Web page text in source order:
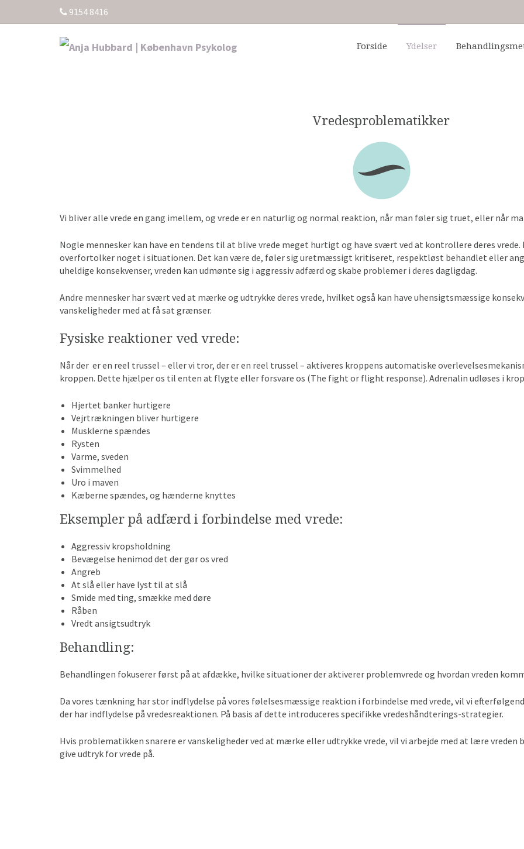
9154 8416
Forside Ydelser
Vredesproblematikker
Vi bliver alle vrede en gang imellem, og vrede er en naturlig og normal reaktion, når man føler sig truet, eller når
Nogle mennesker kan have en tendens til at blive vrede meget hurtigt og have svært ved at kontrollere deres
overfortolker noget i situationen. Det kan være de, føler sig uretmæssigt kritiseret, respektløst behandlet eller
uheldige konsekvenser, vreden kan udmønte sig i aggressiv adfærd og skabe problemer i deres dagligdag.
Andre mennesker har svært ved at mærke og udtrykke deres vrede, hvilket også kan have uhensigtsmæssige
vanskeligheder med at få sat grænser.
Fysiske reaktioner ved vrede:
Når der er en reel trussel – eller vi tror, der er en reel trussel – aktiveres kroppens automatiske
kroppen. Dette hjælper os til enten at flygte eller forsvare os (The fight or flight response). Adrenalin udløses i
Hjertet banker hurtigere
Vejrtrækningen bliver hurtigere
Musklerne spændes
Rysten
Varme, sveden
Svimmelhed
Uro i maven
Kæberne spændes, og hænderne knyttes
Eksempler på adfærd i forbindelse med vrede:
Aggressiv kropsholdning
Bevægelse henimod det der gør os vred
Angreb
At slå eller have lyst til at slå
Smide med ting, smække med døre
Råben
Vredt ansigtsudtryk
Behandling:
Behandlingen fokuserer først på at afdække, hvilke situationer der aktiverer problemvrede og hvordan vreden
Da vores tænkning har stor indflydelse på vores følelsesmæssige reaktion i forbindelse med vrede, vil vi
der har indflydelse på vredesreaktionen. På basis af dette introduceres specifikke vredeshåndterings-strategier.
Hvis problematikken snarere er vanskeligheder ved at mærke eller udtrykke vrede, vil vi arbejde med at lære vreden
give udtryk for vrede på.